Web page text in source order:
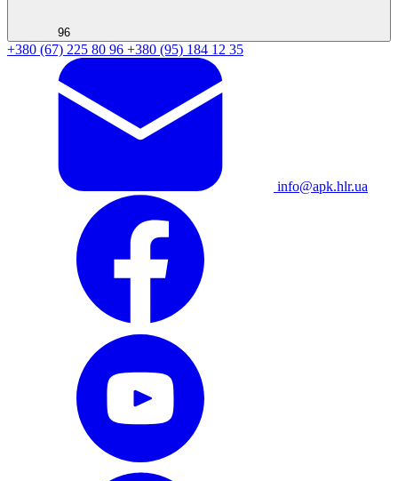
96
+380 (67) 225 80 96 +380 (95) 184 12 35
info@apk.hlr.ua